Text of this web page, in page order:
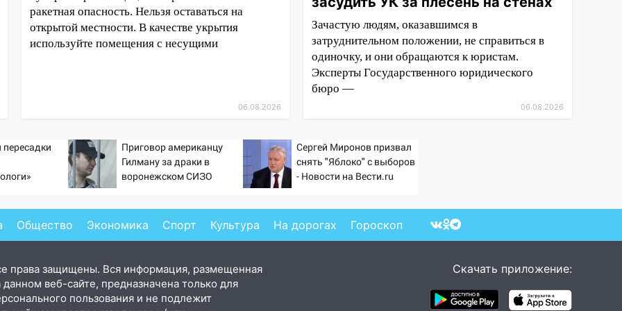
ракетная опасность. Нельзя оставаться на
открытой местности. В качестве укрытия
используйте помещения с несущими
06.08.2026
Зачастую людям, оказавшимся в
затруднительном положении, не справиться в
одиночку, и они обращаются к юристам.
Эксперты Государственного юридического
бюро —
06.08.2026
Приговор американцу
Гилману за драки в
воронежском СИЗО
Сергей Миронов призвал
снять "Яблоко" с выборов
- Новости на Вести.ru
Общество Экономика Спорт Культура На дорогах Гороскоп
права защищены. Вся информация, размещенная
данном веб-сайте, предназначена только для
пользования и не подлежит
Скачать приложение: